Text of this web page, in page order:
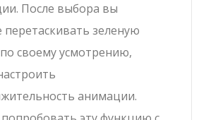
После выбора вы
зеленую
своему усмотрению,
анимации.